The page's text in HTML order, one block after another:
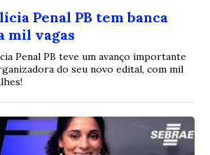
Penal PB tem banca
mil vagas
Penal PB teve um avanço importante
do seu novo edital, com mil